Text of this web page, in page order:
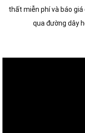
thất miễn phí và báo
qua đường dây